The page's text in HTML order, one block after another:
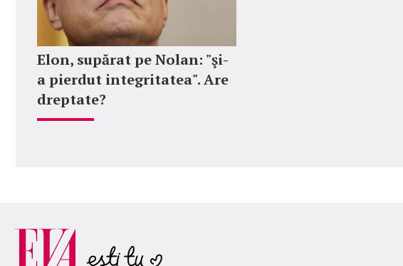
Elon, supărat pe Nolan: "şi-
a pierdut integritatea". Are
dreptate?